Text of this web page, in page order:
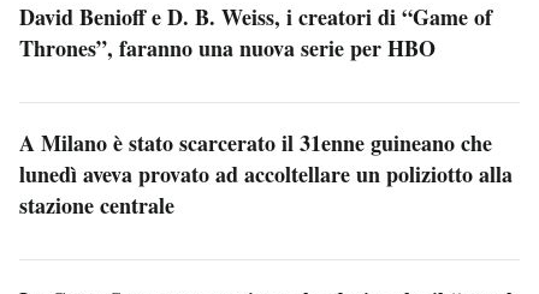
David Benioff e D. B. Weiss, i creatori di “Game of
Thrones”, faranno una nuova serie per HBO
A Milano è stato scarcerato il 31enne guineano che
lunedì aveva provato ad accoltellare un poliziotto alla
stazione centrale